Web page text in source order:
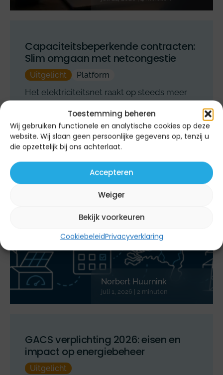
Toestemming beheren
Wij gebruiken functionele en analytische cookies op deze
website. Wij slaan geen persoonlijke gegevens op, tenzij u
die opzettelijk bij ons achterlaat.
Accepteren
Weiger
Bekijk voorkeuren
CookiebeleidPrivacyverklaring
Norbert Huurnink
juli 1, 2026 | 2 minuten
Capaciteitsbeperkende contracten:
Slim omgaan met netcongestie
Uitgelicht Platform
Het elektriciteitsnet raakt op steeds meer
dit dat het uitbreiden van een aansluiting of
het terugleveren van opgewekte energie
niet meer vanzelfsprekend…
GACS verplichting 2026: eisen en
impact op energiebeheer
Uitgelicht